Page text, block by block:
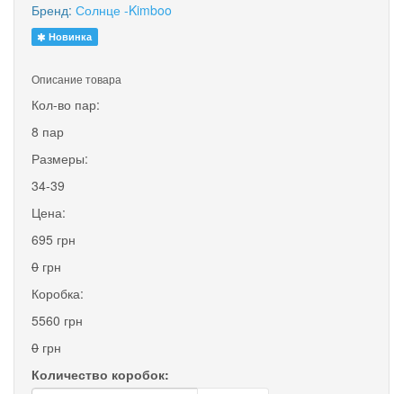
Бренд: Солнце -Kimboo
Новинка
Описание товара
Кол-во пар:
8 пар
Размеры:
34-39
Цена:
695 грн
0 грн
Коробка:
5560 грн
0 грн
Количество коробок: